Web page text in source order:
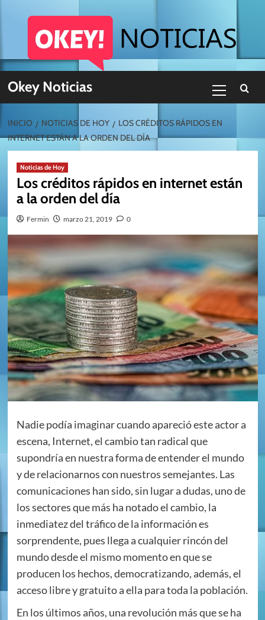
Okey Noticias
primario
INICIO NOTICIAS DE HOY
LOS CRÉDITOS RÁPIDOS EN
INTERNET ESTÁN A LA ORDEN DEL DÍA
Noticias de Hoy
Los créditos rápidos en internet están
a la orden del día
Fermin marzo 21, 2019 0
Nadie podía imaginar cuando apareció este actor a
escena, Internet, el cambio tan radical que
supondría en nuestra forma de entender el mundo
y de relacionarnos con nuestros semejantes. Las
comunicaciones han sido, sin lugar a dudas, uno de
los sectores que más ha notado el cambio, la
inmediatez del tráfico de la información es
sorprendente, pues llega a cualquier rincón del
mundo desde el mismo momento en que se
producen los hechos, democratizando, además, el
acceso libre y gratuito a ella para toda la población.
En los últimos años, una revolución más que se ha